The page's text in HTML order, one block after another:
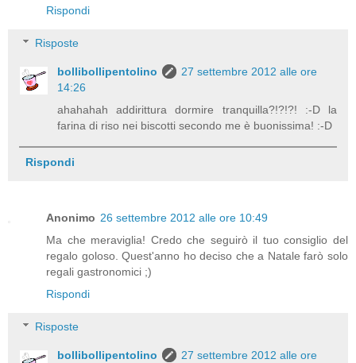
Rispondi
Risposte
bollibollipentolino
27 settembre 2012 alle ore
14:26
ahahahah addirittura dormire tranquilla?!?!?! :-D la
farina di riso nei biscotti secondo me è buonissima! :-D
Rispondi
Anonimo 26 settembre 2012 alle ore 10:49
Ma che meraviglia! Credo che seguirò il tuo consiglio del
regalo goloso. Quest'anno ho deciso che a Natale farò solo
regali gastronomici ;)
Rispondi
Risposte
bollibollipentolino
27 settembre 2012 alle ore